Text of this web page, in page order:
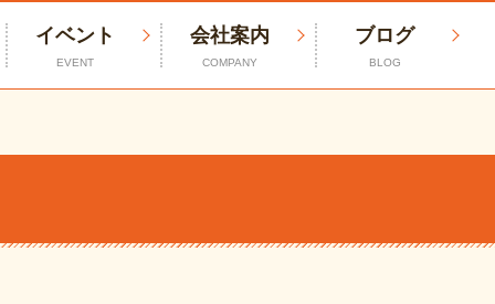
イベント
EVENT
会社案内
COMPANY
ブログ
BLOG